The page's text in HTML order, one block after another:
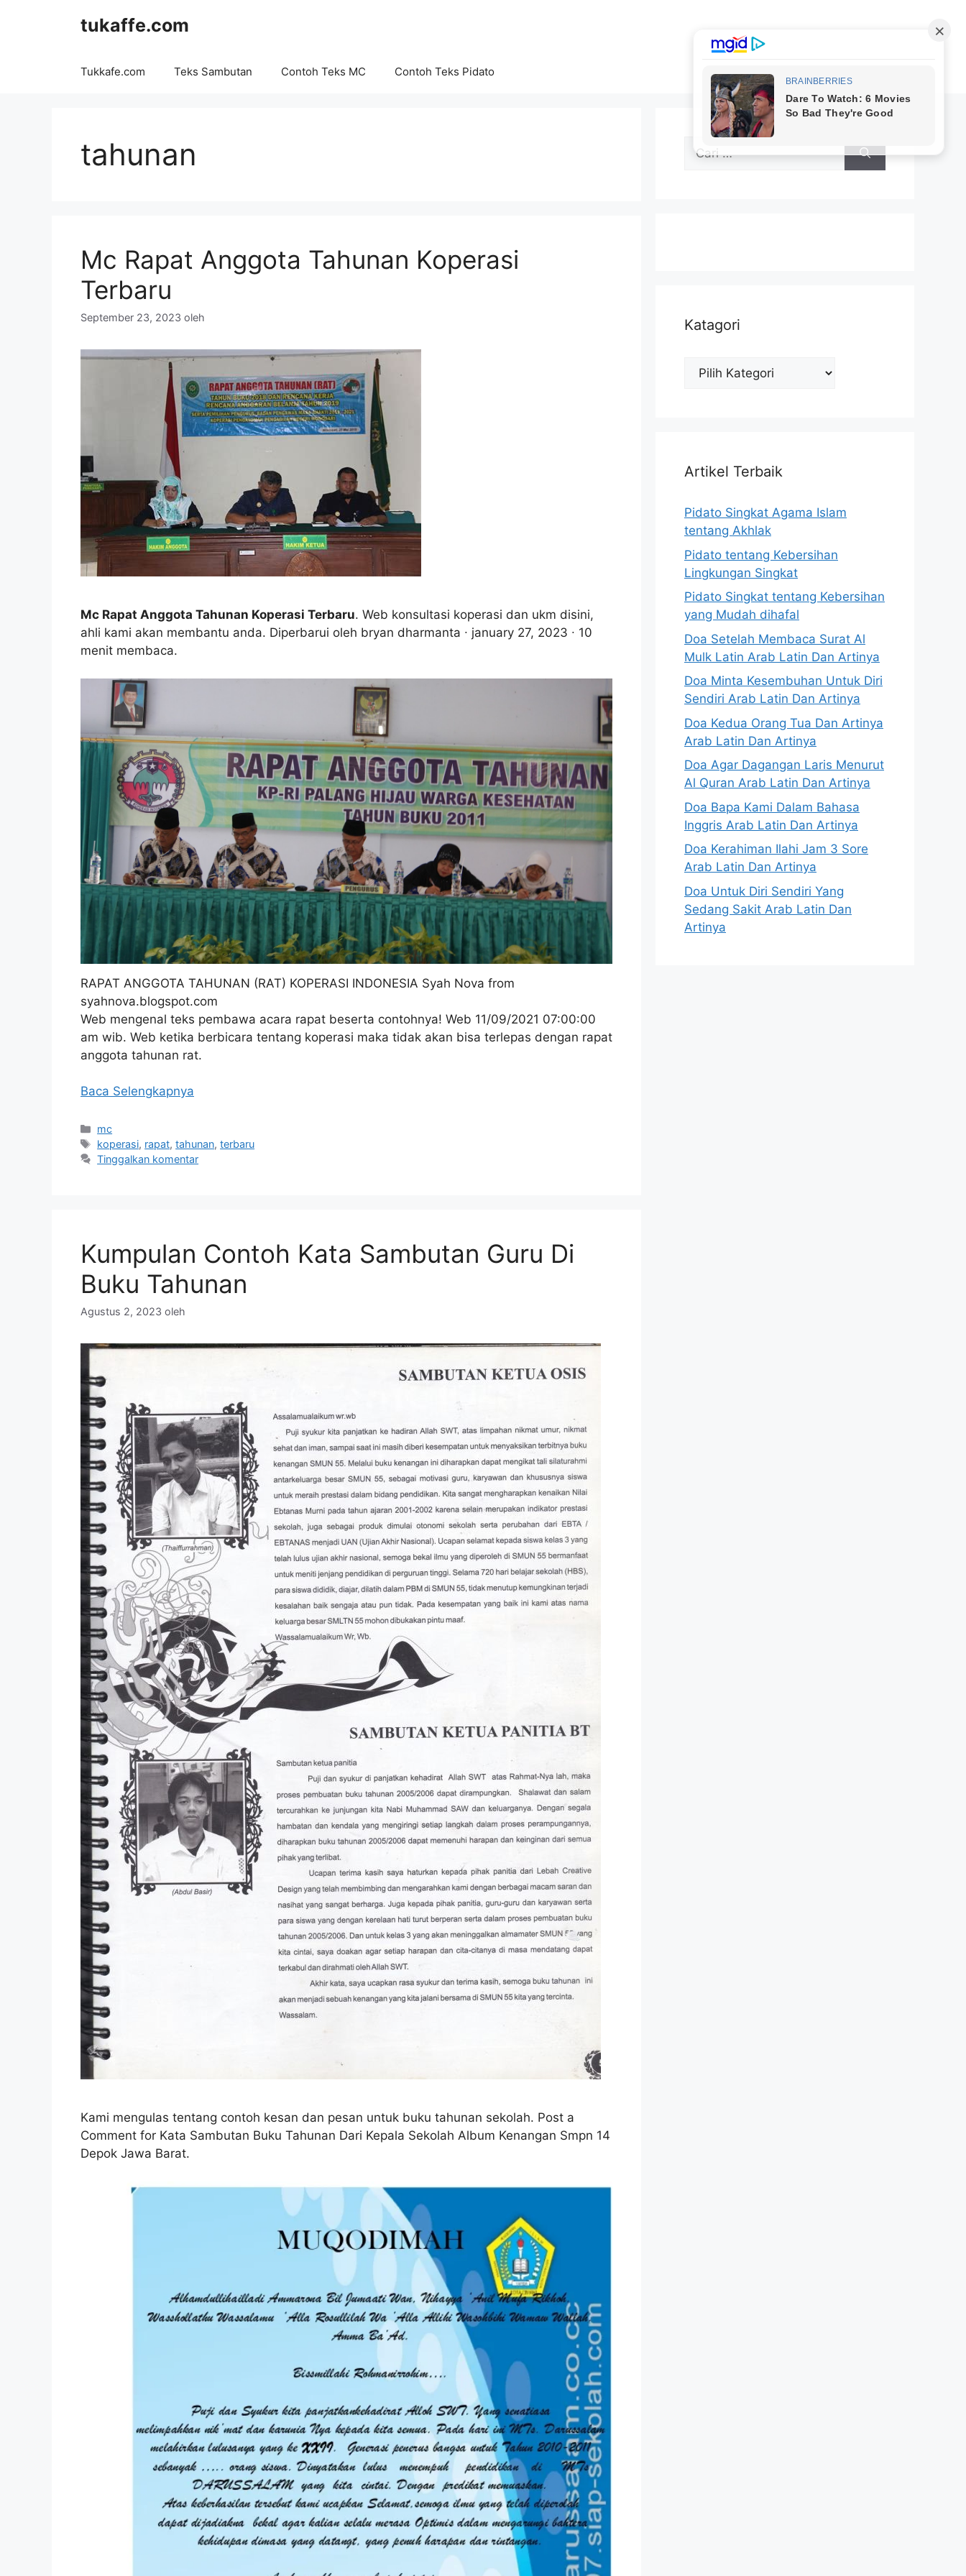
tukaffe.com
Tukkafe.com Teks Sambutan Contoh Teks MC Contoh Teks Pidato
tahunan
Mc Rapat Anggota Tahunan Koperasi
Terbaru
September 23, 2023 oleh
Mc Rapat Anggota Tahunan Koperasi Terbaru. Web konsultasi koperasi dan ukm disini,
ahli kami akan membantu anda. Diperbarui oleh bryan dharmanta ∙ january 27, 2023 ∙ 10
menit membaca.
RAPAT ANGGOTA TAHUNAN (RAT) KOPERASI INDONESIA Syah Nova from
syahnova.blogspot.com
Web mengenal teks pembawa acara rapat beserta contohnya! Web 11/09/2021 07:00:00
am wib. Web ketika berbicara tentang koperasi maka tidak akan bisa terlepas dengan rapat
anggota tahunan rat.
Baca Selengkapnya
Kategori
mc
Tag
koperasi, rapat,tahunan,terbaru
Tinggalkan komentar
Kumpulan Contoh Kata Sambutan Guru Di
Buku Tahunan
Agustus 2, 2023 oleh
Kami mengulas tentang contoh kesan dan pesan untuk buku tahunan sekolah. Post a
Comment for Kata Sambutan Buku Tahunan Dari Kepala Sekolah Album Kenangan Smpn 14
Depok Jawa Barat.
untuk:
Katagori
Katagori
Artikel Terbaik
Pidato Singkat Agama Islam
tentang Akhlak
Pidato tentang Kebersihan
Lingkungan Singkat
Pidato Singkat tentang Kebersihan
yang Mudah dihafal
Doa Setelah Membaca Surat Al
Mulk Latin Arab Latin Dan Artinya
Doa Minta Kesembuhan Untuk Diri
Sendiri Arab Latin Dan Artinya
Doa Kedua Orang Tua Dan Artinya
Arab Latin Dan Artinya
Doa Agar Dagangan Laris Menurut
Al Quran Arab Latin Dan Artinya
Doa Bapa Kami Dalam Bahasa
Inggris Arab Latin Dan Artinya
Doa Kerahiman Ilahi Jam 3 Sore
Arab Latin Dan Artinya
Doa Untuk Diri Sendiri Yang
Sedang Sakit Arab Latin Dan
Artinya